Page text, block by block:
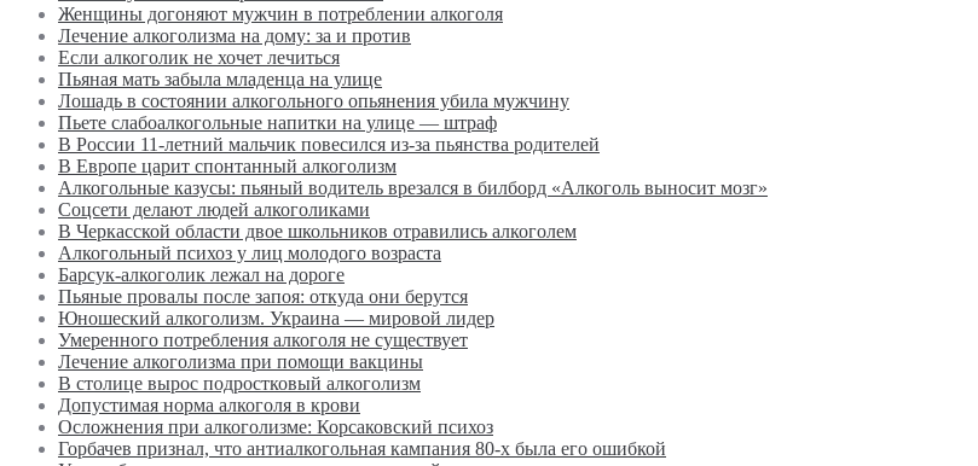
Женщины догоняют мужчин в потреблении алкоголя
Лечение алкоголизма на дому: за и против
Если алкоголик не хочет лечиться
Пьяная мать забыла младенца на улице
Лошадь в состоянии алкогольного опьянения убила мужчину
Пьете слабоалкогольные напитки на улице — штраф
В России 11-летний мальчик повесился из-за пьянства родителей
В Европе царит спонтанный алкоголизм
Алкогольные казусы: пьяный водитель врезался в билборд «Алкоголь выносит мозг»
Соцсети делают людей алкоголиками
В Черкасской области двое школьников отравились алкоголем
Алкогольный психоз у лиц молодого возраста
Барсук-алкоголик лежал на дороге
Пьяные провалы после запоя: откуда они берутся
Юношеский алкоголизм. Украина — мировой лидер
Умеренного потребления алкоголя не существует
Лечение алкоголизма при помощи вакцины
В столице вырос подростковый алкоголизм
Допустимая норма алкоголя в крови
Осложнения при алкоголизме: Корсаковский психоз
Горбачев признал, что антиалкогольная кампания 80-х была его ошибкой